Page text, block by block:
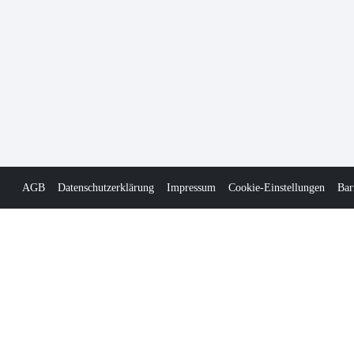
AGB Datenschutzerklärung Impressum Cookie-Einstellungen